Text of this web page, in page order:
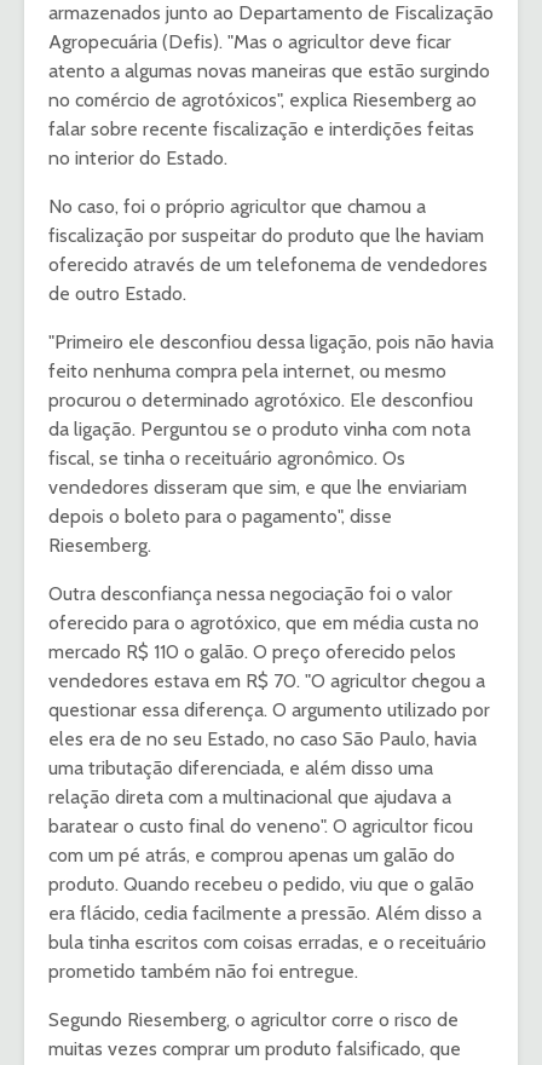
armazenados junto ao Departamento de Fiscalização
Agropecuária (Defis). "Mas o agricultor deve ficar
atento a algumas novas maneiras que estão surgindo
no comércio de agrotóxicos", explica Riesemberg ao
falar sobre recente fiscalização e interdições feitas
no interior do Estado.
No caso, foi o próprio agricultor que chamou a
fiscalização por suspeitar do produto que lhe haviam
oferecido através de um telefonema de vendedores
de outro Estado.
"Primeiro ele desconfiou dessa ligação, pois não havia
feito nenhuma compra pela internet, ou mesmo
procurou o determinado agrotóxico. Ele desconfiou
da ligação. Perguntou se o produto vinha com nota
fiscal, se tinha o receituário agronômico. Os
vendedores disseram que sim, e que lhe enviariam
depois o boleto para o pagamento", disse
Riesemberg.
Outra desconfiança nessa negociação foi o valor
oferecido para o agrotóxico, que em média custa no
mercado R$ 110 o galão. O preço oferecido pelos
vendedores estava em R$ 70. "O agricultor chegou a
questionar essa diferença. O argumento utilizado por
eles era de no seu Estado, no caso São Paulo, havia
uma tributação diferenciada, e além disso uma
relação direta com a multinacional que ajudava a
baratear o custo final do veneno". O agricultor ficou
com um pé atrás, e comprou apenas um galão do
produto. Quando recebeu o pedido, viu que o galão
era flácido, cedia facilmente a pressão. Além disso a
bula tinha escritos com coisas erradas, e o receituário
prometido também não foi entregue.
Segundo Riesemberg, o agricultor corre o risco de
muitas vezes comprar um produto falsificado, que